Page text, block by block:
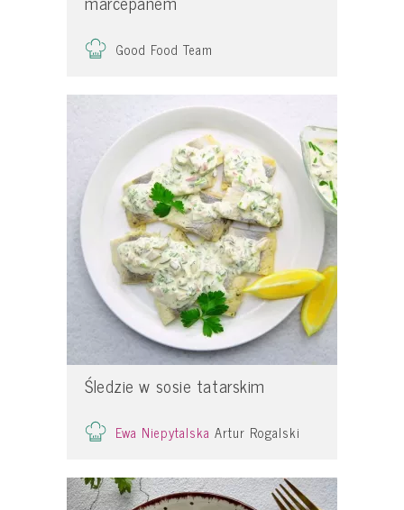
Good Food Team
Śledzie w sosie tatarskim
Ewa Niepytalska Artur Rogalski